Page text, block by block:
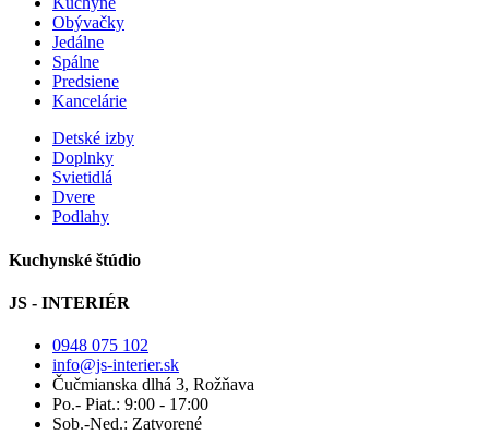
Obývačky
Jedálne
Spálne
Predsiene
Kancelárie
Detské izby
Doplnky
Svietidlá
Dvere
Podlahy
Kuchynské štúdio
JS - INTERIÉR
0948 075 102
info@js-interier.sk
Čučmianska dlhá 3, Rožňava
Po.- Piat.: 9:00 - 17:00
Sob.-Ned.: Zatvorené